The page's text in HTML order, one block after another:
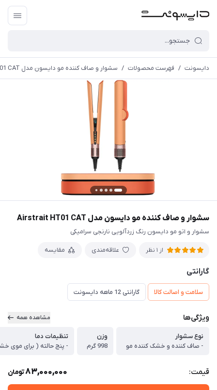
دایسونت / فهرست محصولات / سشوار و صاف کننده مو دایسون مدل Airstrait HT01 CAT
سشوار و صاف کننده مو دایسون مدل Airstrait HT01 CAT
سشوار و اتو مو دایسون رنگ زردآلویی نارنجی سرامیکی
از 1 نظر علاقه‌مندی مقایسه
گارانتی
سلامت و اصالت کالا گارانتی 12 ماهه دایسونت
ویژگی‌ها مشاهده همه
نوع سشوار
- صاف کننده و خشک کننده مو
وزن
998 گرم
تنظیمات دما
- پنج حالته ( برای موی
قیمت: 83,000,000تومان